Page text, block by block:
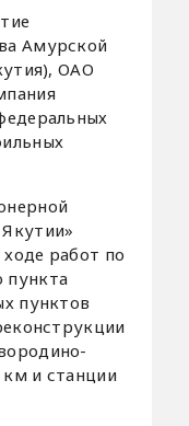
Амурской
ОАО
работ по
пункта
пунктов
и станции